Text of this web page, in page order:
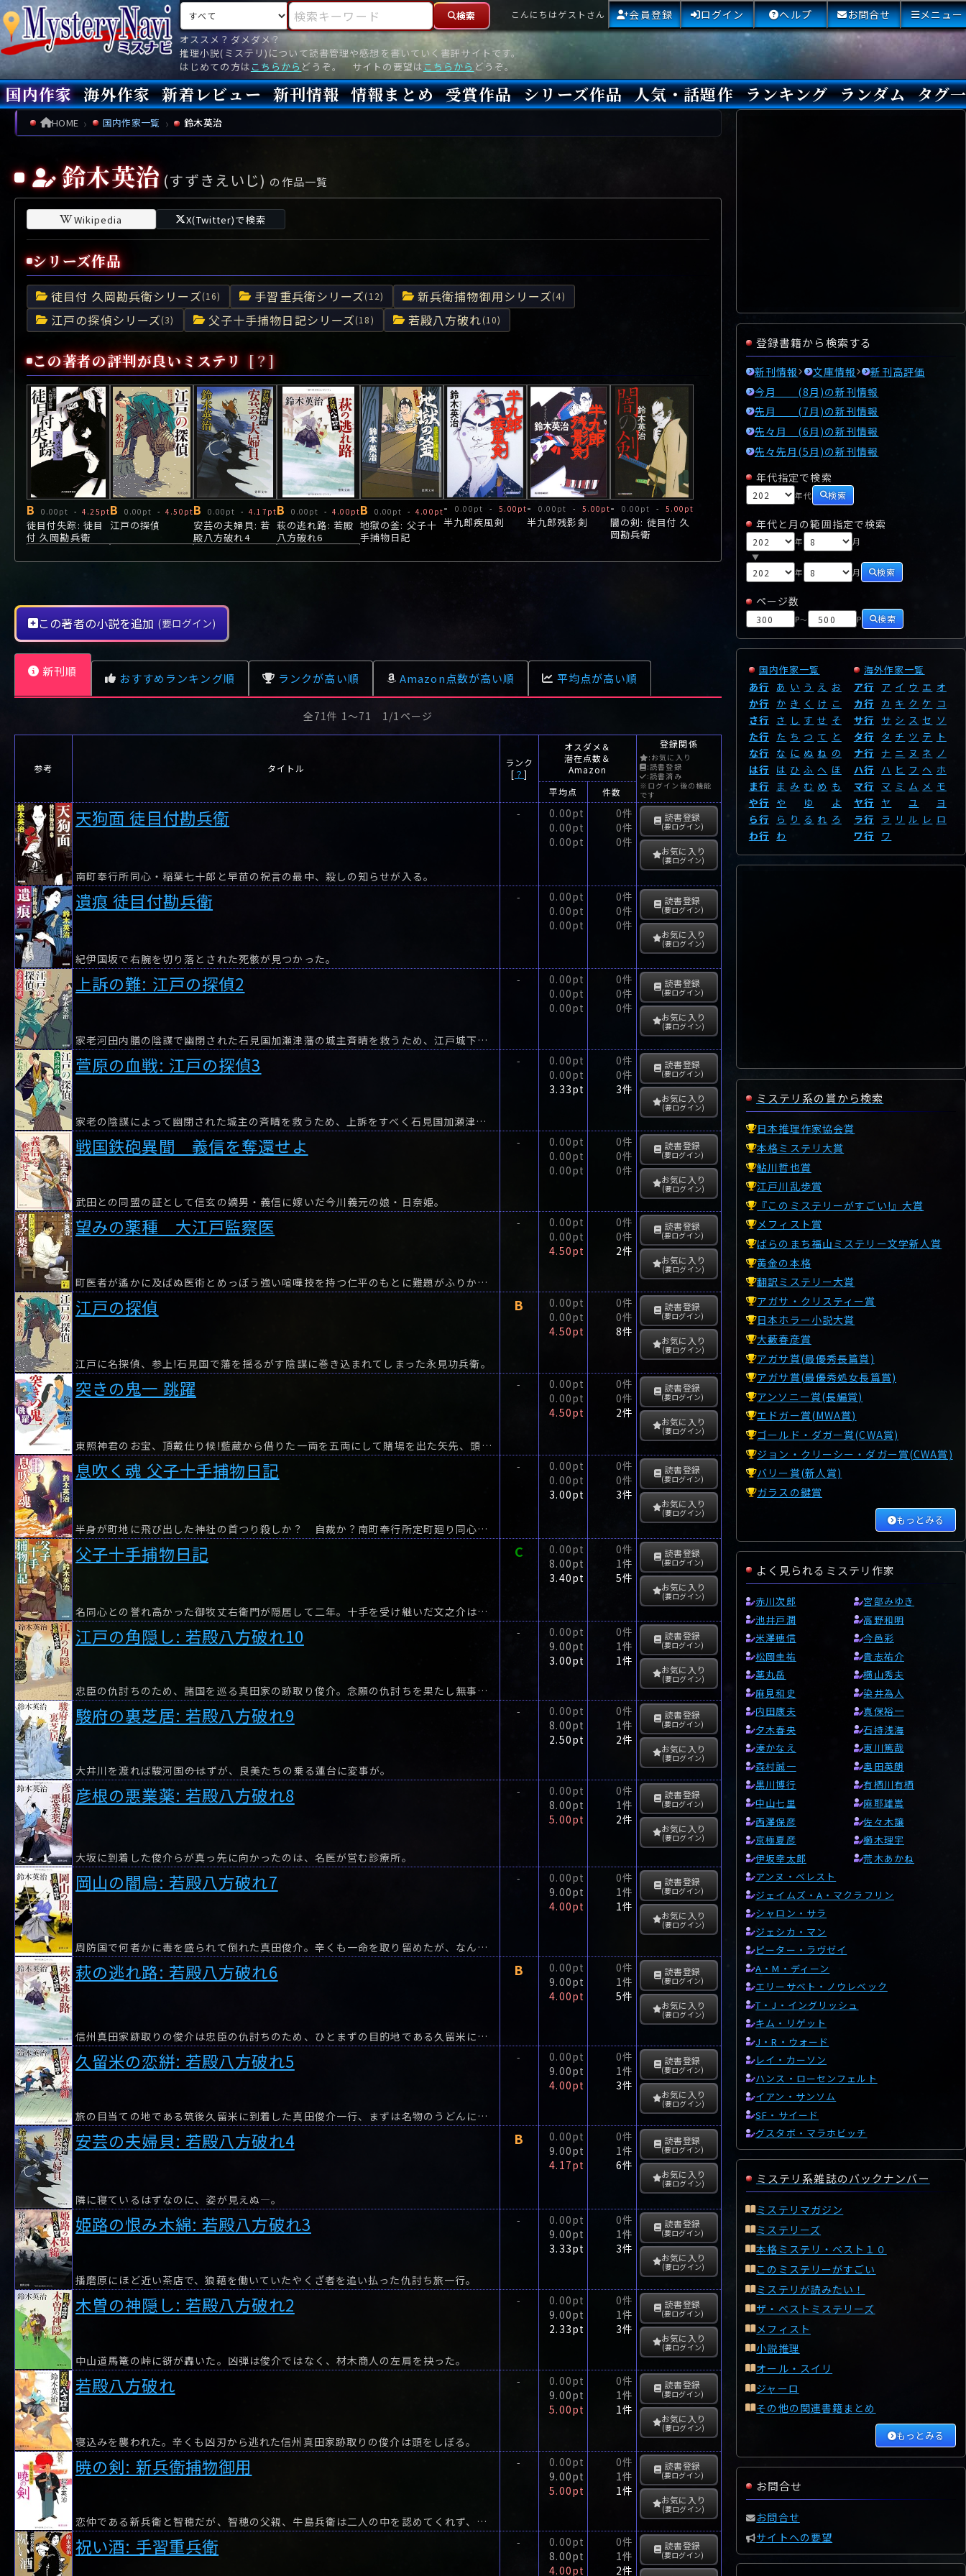
オススメ？ダメダメ？
推理小説(ミステリ)について読書管理や感想を書いていく書評サイトです。
はじめての方は こちらから どうぞ。 サイトの要望は こちらから どうぞ。
検索対象 検索キーワード
検索 こんにちはゲストさん 会員登録 ログイン ヘルプ お問合せ メニュー
国内作家
あ行 あ い う え
お
さ行
さ し す せ
そ
た行
た ち つ て
と
な行
な に ぬ ね
の
は行
は ひ ふ
ま行
ま み む め
も
や行
や ゆ
ら行
ら り る れ
ろ
わ行
わ
海外作家
ア行 ア イ ウ
サ行
サ シ ス セ
ソ
タ行
タ チ ツ テ
ト
ナ行
ナ ニ ヌ ネ
ノ
ハ行
マ行
マ ミ ム
モ
ヤ行
ヤ ユ
ヨ
ラ行
ラ リ ル レ
ロ
ワ行
ワ
新着レビュー 新刊情報 情報まとめ 受賞作品 シリーズ作品 人気・話題作 ランキング ランダム タグ
HOME 国内作家一覧 鈴木英治
鈴木英治(すずきえいじ) の作品一覧
Wikipedia X(Twitter)で検索
シリーズ作品
徒目付 久岡勘兵衛シリーズ(16) 手習重兵衛シリーズ(12) 新兵衛捕物御用シリーズ(4)
江戸の探偵シリーズ(3) 父子十手捕物日記シリーズ(18) 若殿八方破れ(10)
この著者の評判が良いミステリ [？]
B 0.00pt - 4.25pt
徒目付失踪: 徒目
付 久岡勘兵衛
B 0.00pt - 4.50pt
江戸の探偵
B 0.00pt - 4.17pt
安芸の夫婦貝: 若
殿八方破れ4
B 0.00pt - 4.00pt
萩の逃れ路: 若殿
八方破れ6
B 0.00pt - 4.00pt
地獄の釜: 父子十
手捕物日記
- 0.00pt - 5.00pt
半九郎疾風剣
- 0.00pt - 5.00pt
半九郎残影剣
- 0.00pt - 5.00pt
闇の剣: 徒目付 久
岡勘兵衛
- 0.00pt -
からくり五千両:
徒目付 久岡勘兵
女剣士: 徒目付 久
岡勘兵衛
天狗面: 徒目付 久
岡勘兵衛
凶眼: 徒目付 久岡
勘兵衛
この著者の小説を追加 (要ログイン)
新刊順 おすすめランキング順 ランクが高い順 Amazon点数が高い順 平均点が高い順
全71件 1〜71 1/1ページ
参考 タイトル
ランク
[ ？]
オスダメ＆
潜在点数＆
Amazon
登録関係
:お気に入り
:読書登録
:読書済み
※ログイン後の機能
です
平均点 件数
天狗面 徒目付勘兵衛
南町奉行所同心・稲葉七十郎と早苗の祝言の最中、殺しの知らせが入る。
-
0.00pt
0.00pt
0.00pt
0件
0件
0件
読書登録
(要ログイン)
お気に入り
(要ログイン)
遺痕 徒目付勘兵衛
紀伊国坂で右腕を切り落とされた死骸が見つかった。
-
0.00pt
0.00pt
0.00pt
0件
0件
0件
読書登録
(要ログイン)
お気に入り
(要ログイン)
上訴の難: 江戸の探偵2
家老河田内膳の陰謀で幽閉された石見国加瀬津藩の城主斉晴を救うため、江戸城下で老中秋尾山城守に上訴を試みた永見功兵衛。
-
0.00pt
0.00pt
0.00pt
0件
0件
0件
読書登録
(要ログイン)
お気に入り
(要ログイン)
萱原の血戦: 江戸の探偵3
家老の陰謀によって幽閉された城主の斉晴を救うため、上訴をすべく石見国加瀬津から江戸にやって来た永見功兵衛。
-
0.00pt
0.00pt
3.33pt
0件
0件
3件
読書登録
(要ログイン)
お気に入り
(要ログイン)
戦国鉄砲異聞 義信を奪還せよ
武田との同盟の証として信玄の嫡男・義信に嫁いだ今川義元の娘・日奈姫。
-
0.00pt
0.00pt
0.00pt
0件
0件
0件
読書登録
(要ログイン)
お気に入り
(要ログイン)
望みの薬種 大江戸監察医
町医者が遙かに及ばぬ医術とめっぽう強い喧嘩技を持つ仁平のもとに難題がふりかかる。
-
0.00pt
0.00pt
4.50pt
0件
0件
2件
読書登録
(要ログイン)
お気に入り
(要ログイン)
江戸の探偵
江戸に名探偵、参上!石見国で藩を揺るがす陰謀に巻き込まれてしまった永見功兵衛。
B
0.00pt
0.00pt
4.50pt
0件
0件
8件
読書登録
(要ログイン)
お気に入り
(要ログイン)
突きの鬼一 跳躍
東照神君のお宝、頂戴仕り候!藍蔵から借りた一両を五両にして賭場を出た矢先、頭巾の侍が一郎太の行く手を塞いだ。
-
0.00pt
0.00pt
4.50pt
0件
0件
2件
読書登録
(要ログイン)
お気に入り
(要ログイン)
息吹く魂 父子十手捕物日記
半身が町地に飛び出した神社の首つり殺しか？ 自裁か？南町奉行所定町廻り同心の御牧文之介は、ある朝、屋敷の前に籠いっぱいのかぼちゃが置かれているのに気付く。
-
0.00pt
0.00pt
3.00pt
0件
0件
3件
読書登録
(要ログイン)
お気に入り
(要ログイン)
父子十手捕物日記
名同心との誉れ高かった御牧丈右衛門が隠居して二年。十手を受け継いだ文之介は、美味い物と娘の尻ばかり追いかけている。
C
0.00pt
8.00pt
3.40pt
0件
1件
5件
読書登録
(要ログイン)
お気に入り
(要ログイン)
江戸の角隠し: 若殿八方破れ10
忠臣の仇討ちのため、諸国を巡る真田家の跡取り俊介。念願の仇討ちを果たし無事江戸の地を踏んだ。
-
0.00pt
9.00pt
3.00pt
0件
1件
1件
読書登録
(要ログイン)
お気に入り
(要ログイン)
駿府の裏芝居: 若殿八方破れ9
大井川を渡れば駿河国――のはずが、良美たちの乗る蓮台に変事が。
-
0.00pt
8.00pt
2.50pt
0件
1件
2件
読書登録
(要ログイン)
お気に入り
(要ログイン)
彦根の悪業薬: 若殿八方破れ8
大坂に到着した俊介らが真っ先に向かったのは、名医が営む診療所。
-
0.00pt
8.00pt
5.00pt
0件
1件
2件
読書登録
(要ログイン)
お気に入り
(要ログイン)
岡山の闇烏: 若殿八方破れ7
周防国で何者かに毒を盛られて倒れた真田俊介。辛くも一命を取り留めたが、なんと目が見えなくなってしまった。
-
0.00pt
9.00pt
4.00pt
0件
1件
1件
読書登録
(要ログイン)
お気に入り
(要ログイン)
萩の逃れ路: 若殿八方破れ6
信州真田家跡取りの俊介は忠臣の仇討ちのため、ひとまずの目的地である久留米に到着。
B
0.00pt
9.00pt
4.00pt
0件
1件
5件
読書登録
(要ログイン)
お気に入り
(要ログイン)
久留米の恋絣: 若殿八方破れ5
旅の目当ての地である筑後久留米に到着した真田俊介一行、まずは名物のうどんに舌鼓を打つ。
-
0.00pt
9.00pt
4.00pt
0件
1件
3件
読書登録
(要ログイン)
お気に入り
(要ログイン)
安芸の夫婦貝: 若殿八方破れ4
隣に寝ているはずなのに、姿が見えぬ―。
B
0.00pt
9.00pt
4.17pt
0件
1件
6件
読書登録
(要ログイン)
お気に入り
(要ログイン)
姫路の恨み木綿: 若殿八方破れ3
播磨原にほど近い茶店で、狼藉を働いていたやくざ者を追い払った仇討ち旅一行。
-
0.00pt
9.00pt
3.33pt
0件
1件
3件
読書登録
(要ログイン)
お気に入り
(要ログイン)
木曽の神隠し: 若殿八方破れ2
中山道馬篭の峠に谺が轟いた。凶弾は俊介ではなく、材木商人の左肩を抉った。
-
0.00pt
9.00pt
2.33pt
0件
1件
3件
読書登録
(要ログイン)
お気に入り
(要ログイン)
若殿八方破れ
寝込みを襲われた。辛くも凶刃から逃れた信州真田家跡取りの俊介は頭をしぼる。
-
0.00pt
9.00pt
5.00pt
0件
1件
1件
読書登録
(要ログイン)
お気に入り
(要ログイン)
暁の剣: 新兵衛捕物御用
恋仲である新兵衛と智穂だが、智穂の父親、牛島兵衛は二人の中を認めてくれず、新兵衛は思い悩む日々。
-
0.00pt
9.00pt
5.00pt
0件
1件
1件
読書登録
(要ログイン)
お気に入り
(要ログイン)
祝い酒: 手習重兵衛 -
0.00pt
8.00pt
4.00pt
0件
1件
2件
読書登録
(要ログイン)
登録書籍から検索する
新刊情報 文庫情報
新刊高評価
今月 (8月)の新刊情報
先月 (7月)の新刊情報
先々月 (6月)の新刊情報
先々先月(5月)の新刊情報
年代指定で検索
年代 検索
年代と月の範囲指定で検索
年 月
▼
年 月 検索
ページ数
P～ P 検索
国内作家一覧
あ行
あ い う え お
か行
か き く け こ
さ行
さ し す せ そ
た行
た ち つ て と
な行
な に ぬ ね の
は行
は ひ ふ へ ほ
ま行
ま み む め も
や行
や ゆ
よ
ら行
ら り る れ ろ
わ行 わ
海外作家一覧
ア行
ア イ ウ エ オ
カ行
カ キ ク ケ コ
サ行
サ シ ス セ ソ
タ行
タ チ ツ テ
ト
ナ行
ナ ニ ヌ ネ ノ
ハ行
ハ ヒ フ ヘ ホ
マ行
マ ミ ム メ モ
ヤ行
ヤ ユ
ヨ
ラ行
ラ リ ル レ ロ
ワ行
ワ
ミステリ系の賞から検索
日本推理作家協会賞
本格ミステリ大賞
鮎川哲也賞
江戸川乱歩賞
『このミステリーがすごい!』大賞
メフィスト賞
ばらのまち福山ミステリー文学新人賞
黄金の本格
翻訳ミステリー大賞
アガサ・クリスティー賞
日本ホラー小説大賞
大藪春彦賞
アガサ賞(最優秀長篇賞)
アガサ賞(最優秀処女長篇賞)
アンソニー賞(長編賞)
エドガー賞(MWA賞)
ゴールド・ダガー賞(CWA賞)
ジョン・クリーシー・ダガー賞(CWA賞)
バリー賞(新人賞)
ガラスの鍵賞
もっとみる
よく見られるミステリ作家
赤川次郎
宮部みゆき
池井戸潤
高野和明
米澤穂信
今邑彩
松岡圭祐
貴志祐介
薬丸岳
横山秀夫
麻見和史
染井為人
内田康夫
真保裕一
夕木春央
石持浅海
湊かなえ
東川篤哉
森村誠一
奥田英朗
黒川博行
有栖川有栖
中山七里
麻耶雄嵩
西澤保彦
佐々木譲
京極夏彦
櫛木理宇
伊坂幸太郎
荒木あかね
アンヌ・ベレスト
ジェイムズ・A・マクラフリン
シャロン・サラ
ジェシカ・マン
ピーター・ラヴゼイ
A・M・ディーン
エリーサベト・ノウレベック
T・J・イングリッシュ
キム・リゲット
J・R・ウォード
レイ・カーソン
ハンス・ローセンフェルト
イアン・サンソム
SF・サイード
グスタボ・マラホビッチ
ミステリ系雑誌のバックナンバー
ミステリマガジン
ミステリーズ
本格ミステリ・ベスト１０
このミステリーがすごい
ミステリが読みたい！
ザ・ベストミステリーズ
メフィスト
小説推理
オール・スイリ
ジャーロ
その他の関連書籍まとめ
もっとみる
お問合せ
お問合せ
サイトへの要望